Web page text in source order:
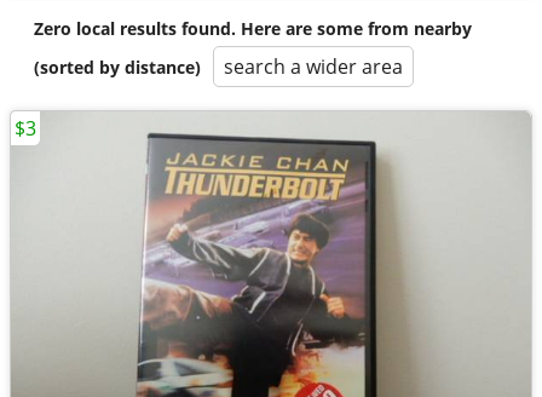
Zero local results found. Here are some from nearby
(sorted by distance)
search a wider area
$3